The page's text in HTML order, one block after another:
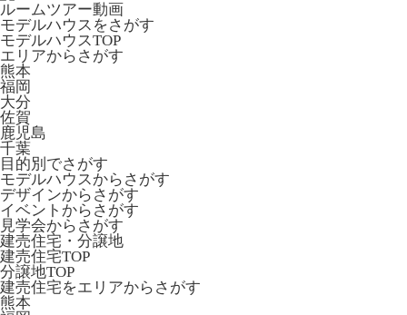
ルームツアー動画
モデルハウスをさがす
モデルハウスTOP
エリアからさがす
熊本
福岡
大分
佐賀
鹿児島
千葉
目的別でさがす
モデルハウスからさがす
デザインからさがす
イベントからさがす
見学会からさがす
建売住宅・分譲地
建売住宅TOP
分譲地TOP
建売住宅をエリアからさがす
熊本